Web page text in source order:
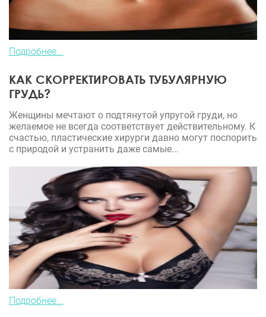
Подробнее...
КАК СКОРРЕКТИРОВАТЬ ТУБУЛЯРНУЮ
ГРУДЬ?
Женщины мечтают о подтянутой упругой груди, но
желаемое не всегда соответствует действительному. К
счастью, пластические хирурги давно могут поспорить
с природой и устранить даже самые...
Подробнее...